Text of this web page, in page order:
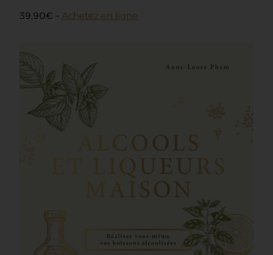
39,90€ – Achetez en ligne